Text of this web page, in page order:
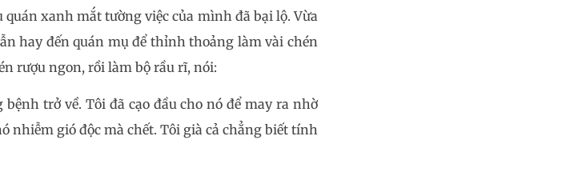
xanh mắt tường việc của mình đã bại lộ. Vừa
hay đến quán mụ để thỉnh thoảng làm vài chén
rượu ngon, rồi làm bộ rầu rĩ, nói:
trở về. Tôi đã cạo đầu cho nó để may ra nhờ
nhiễm gió độc mà chết. Tôi già cả chẳng biết tính